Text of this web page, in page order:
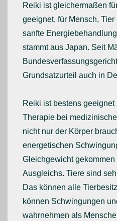
Reiki ist gleichermaßen
geeignet, für Mensch,
sanfte
stammt aus Japan. Seit
Grundsatzurteil auch in
Reiki ist bestens
Therapie bei
nicht nur der Körper
energetischen
Gleichgewicht
Ausgleichs. Tiere sind
Das können alle
können Schwingungen
wahrnehmen als